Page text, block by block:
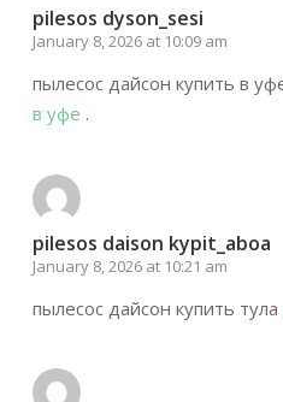
pilesos dyson_sesi
January 8, 2026 at 10:09 am
пылесос дайсон купить в
в уфе .
pilesos daison kypit_aboa
January 8, 2026 at 10:21 am
пылесос дайсон купить тула